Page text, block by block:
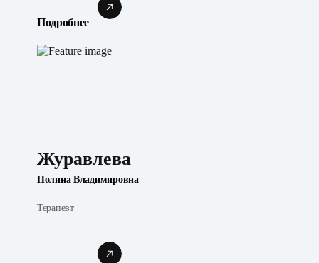
Подробнее
Журавлева
Полина Владимировна
Терапевт